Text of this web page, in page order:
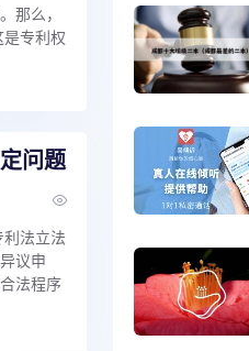
那么，
专利权
问题
利法立法
议申
法程序